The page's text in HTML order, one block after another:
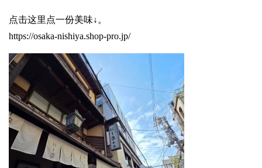
点击这里点一份美味↓。
https://osaka-nishiya.shop-pro.jp/